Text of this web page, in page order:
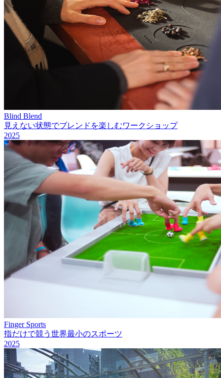
Blind Blend
見えない状態でブレンドを楽しむワークショップ
2025
Finger Sports
指だけで競う世界最小のスポーツ
2025